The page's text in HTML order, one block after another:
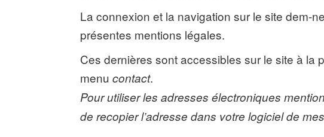
La connexion et la navigation sur le site dem-
présentes mentions légales.
Ces dernières sont accessibles sur le site à
menucontact.
Pour utiliser les adresses électroniques
de recopier l’adresse dans votre logiciel de